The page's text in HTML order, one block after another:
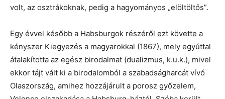
volt, az osztrákoknak, pedig a hagyományos „elöltöltős”.
Egy évvel később a Habsburgok részéről ezt követte a
kényszer Kiegyezés a magyarokkal (1867), mely egyúttal
átalakította az egész birodalmat (dualizmus, k.u.k.), mivel
ekkor tájt vált ki a birodalomból a szabadságharcát vívó
Olaszország, amihez hozzájárult a porosz győzelem,